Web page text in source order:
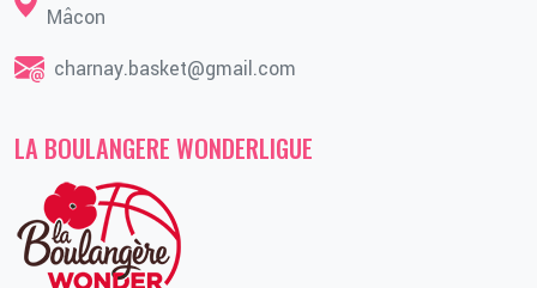
Mâcon
charnay.basket@gmail.com
LA BOULANGERE WONDERLIGUE